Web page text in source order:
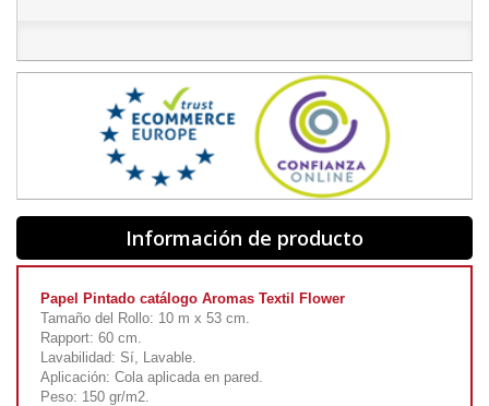
Información de producto
Papel Pintado catálogo Aromas Textil Flower
Tamaño del Rollo: 10 m x 53 cm.
Rapport: 60 cm.
Lavabilidad: Sí, Lavable.
Aplicación: Cola aplicada en pared.
Peso: 150 gr/m2.